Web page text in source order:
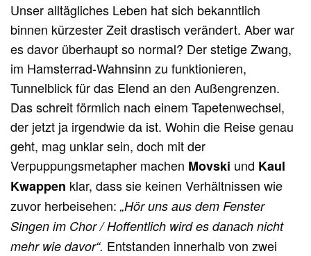
Unser alltägliches Leben hat sich bekanntlich
binnen kürzester Zeit drastisch verändert. Aber war
es davor überhaupt so normal? Der stetige Zwang,
im Hamsterrad-Wahnsinn zu funktionieren,
Tunnelblick für das Elend an den Außengrenzen.
Das schreit förmlich nach einem Tapetenwechsel,
der jetzt ja irgendwie da ist. Wohin die Reise genau
geht, mag unklar sein, doch mit der
Verpuppungsmetapher machen Movski und Kaul
Kwappen klar, dass sie keinen Verhältnissen wie
zuvor herbeisehen:„Hör uns aus dem Fenster
Singen im Chor / Hoffentlich wird es danach nicht
mehr wie davor“. Entstanden innerhalb von zwei